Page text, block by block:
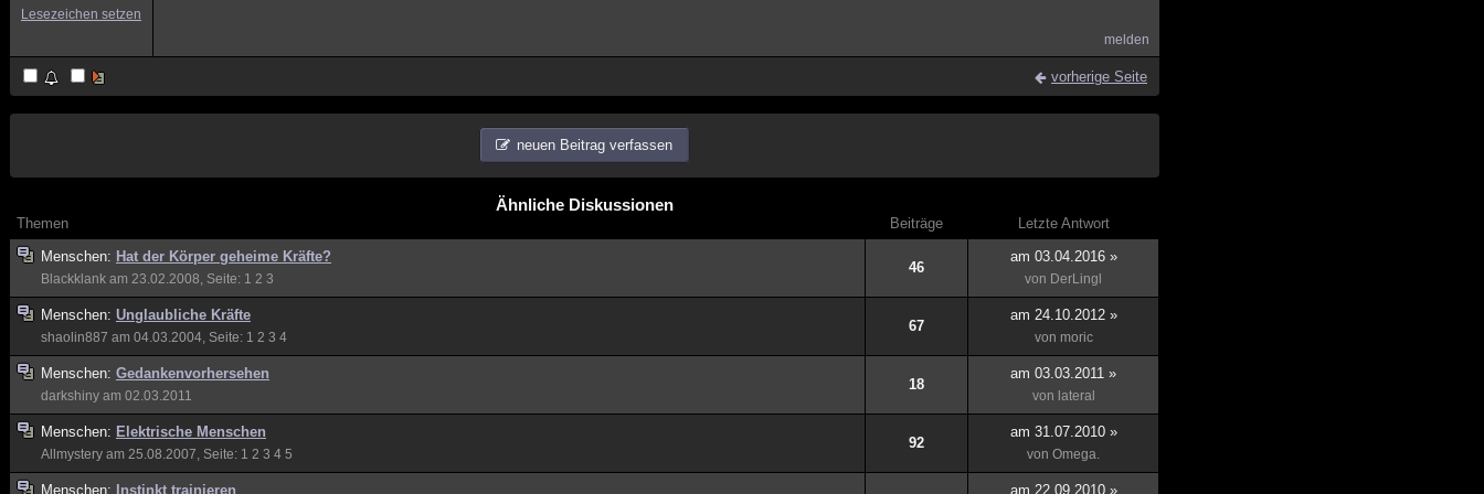
Lesezeichen setzen
melden
vorherige Seite
neuen Beitrag verfassen
Ähnliche Diskussionen
Themen Beiträge
Letzte Antwort
Menschen: Hat der Körper geheime Kräfte?
Blackklank am 23.02.2008, Seite: 1 2 3
46
am 03.04.2016 »
von DerLingl
Menschen: Unglaubliche Kräfte
shaolin887 am 04.03.2004, Seite: 1 2 3 4
67
am 24.10.2012 »
von moric
Menschen: Gedankenvorhersehen
darkshiny am 02.03.2011
18
am 03.03.2011 »
von lateral
Menschen: Elektrische Menschen
Allmystery am 25.08.2007, Seite: 1 2 3 4 5
92
am 31.07.2010 »
von Omega.
Menschen: Instinkt trainieren am 22.09.2010 »